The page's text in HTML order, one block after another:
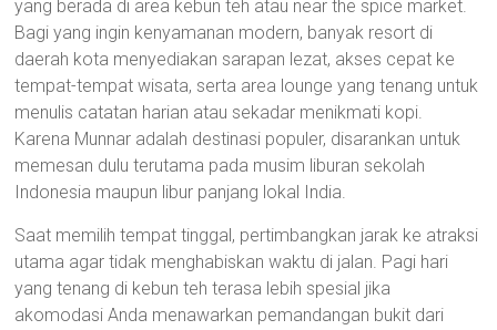
yang berada di area kebun teh atau near the spice market.
Bagi yang ingin kenyamanan modern, banyak resort di
daerah kota menyediakan sarapan lezat, akses cepat ke
tempat-tempat wisata, serta area lounge yang tenang untuk
menulis catatan harian atau sekadar menikmati kopi.
Karena Munnar adalah destinasi populer, disarankan untuk
memesan dulu terutama pada musim liburan sekolah
Indonesia maupun libur panjang lokal India.
Saat memilih tempat tinggal, pertimbangkan jarak ke atraksi
utama agar tidak menghabiskan waktu di jalan. Pagi hari
yang tenang di kebun teh terasa lebih spesial jika
akomodasi Anda menawarkan pemandangan bukit dari